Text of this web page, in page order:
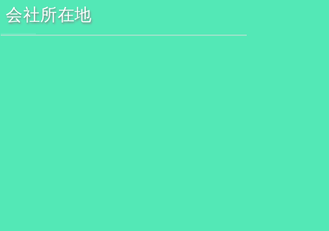
会社所在地